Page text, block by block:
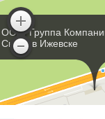
ООО 'Группа
Склад в Ижевске